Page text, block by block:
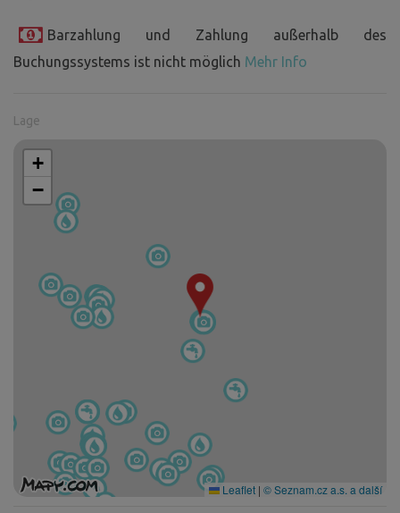
Barzahlung und Zahlung außerhalb des
Buchungssystems ist nicht möglich Mehr Info
Lage
+
−
Leaflet | © Seznam.cz a.s. a další